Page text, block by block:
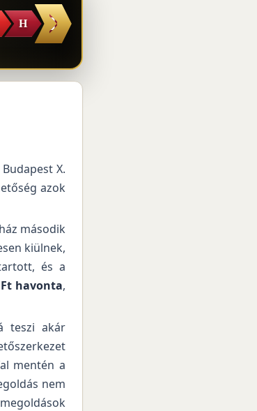
H I
Budapest X.
azok
második
kiülnek,
és a
Ft havonta,
teszi akár
mentén a
nem